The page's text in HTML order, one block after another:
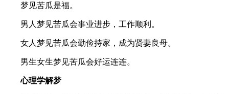
梦见苦瓜是福。
男人梦见苦瓜会事业进步，工作顺利。
女人梦见苦瓜会勤俭持家，成为贤妻良母。
男生女生梦见苦瓜会好运连连。
心理学解梦